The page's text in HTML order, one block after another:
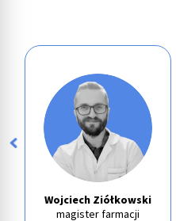
Wojciech Ziółkowski
magister farmacji